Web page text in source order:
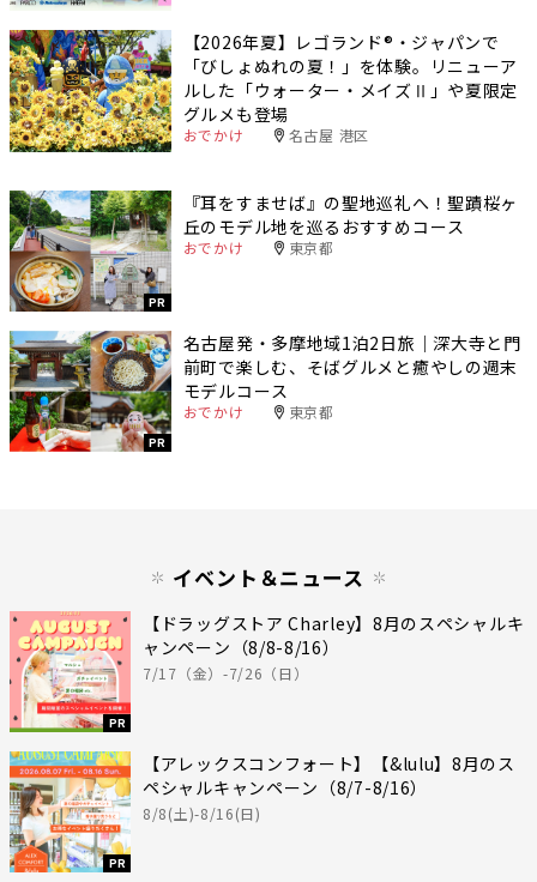
【2026年夏】レゴランド®・ジャパンで
「びしょぬれの夏！」を体験。リニューア
ルした「ウォーター・メイズⅡ」や夏限定
グルメも登場
おでかけ 名古屋 港区
PR
『耳をすませば』の聖地巡礼へ！聖蹟桜ヶ
丘のモデル地を巡るおすすめコース
おでかけ 東京都
PR
名古屋発・多摩地域1泊2日旅｜深大寺と門
前町で楽しむ、そばグルメと癒やしの週末
モデルコース
おでかけ 東京都
イベント＆ニュース
PR
【ドラッグストア Charley】8月のスペシャルキ
ャンペーン（8/8-8/16）
7/17（金）-7/26（日）
PR
【アレックスコンフォート】【&lulu】8月のス
ペシャルキャンペーン（8/7-8/16）
8/8(土)-8/16(日)